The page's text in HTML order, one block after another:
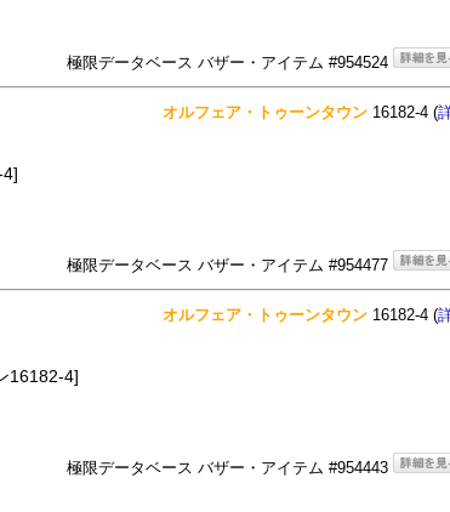
極限データベース バザー・アイテム #954524
オルフェア・トゥーンタウン 16182-4 (
極限データベース バザー・アイテム #954477
オルフェア・トゥーンタウン 16182-4 (
16182-4]
極限データベース バザー・アイテム #954443